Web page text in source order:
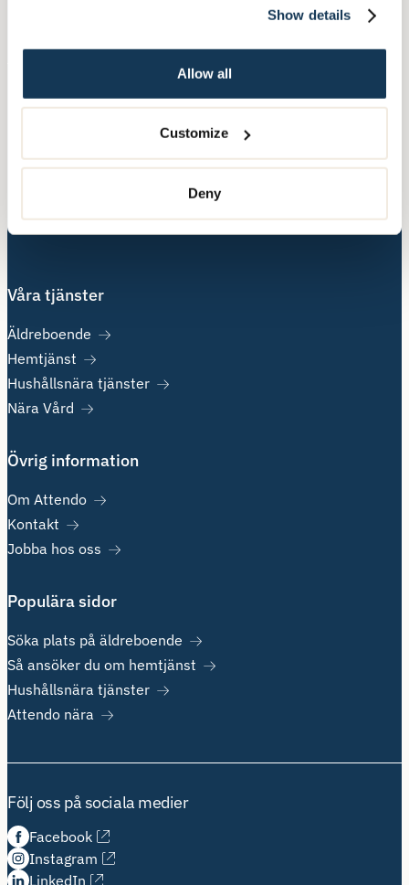
Show details
Allow all
Customize
Deny
Besöksadress:
113 31 Stockholm
Box 3020, 103 61 Stockholm
Våra tjänster
Äldreboende
Hemtjänst
Hushållsnära tjänster
Nära Vård
Övrig information
Om Attendo
Kontakt
Jobba hos oss
Populära sidor
Söka plats på äldreboende
Så ansöker du om hemtjänst
Hushållsnära tjänster
Attendo nära
Följ oss på sociala medier
Facebook
Instagram
LinkedIn